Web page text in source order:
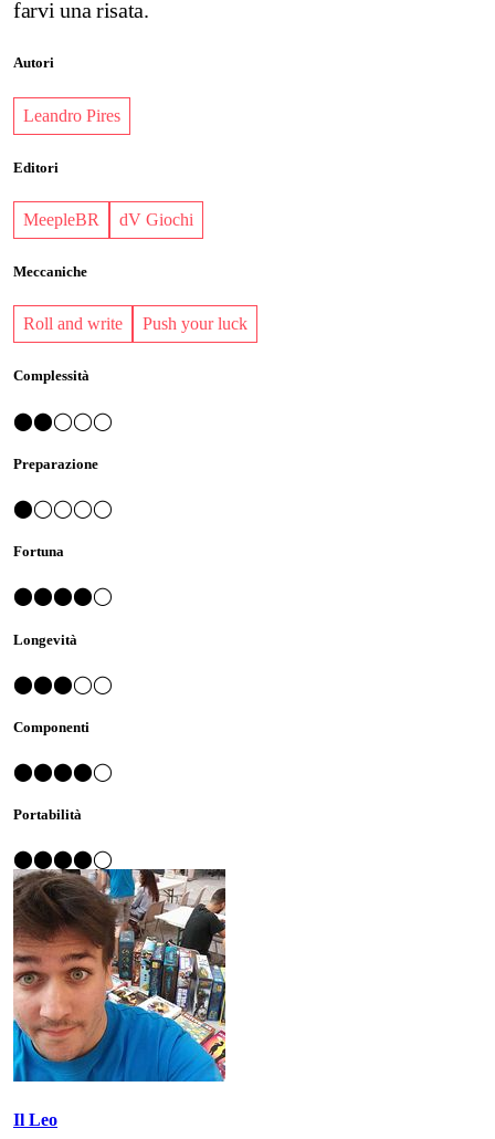
farvi una risata.
Autori
Leandro Pires
Editori
MeepleBR dV Giochi
Meccaniche
Roll and write Push your luck
Complessità
⬤⬤◯◯◯
Preparazione
⬤◯◯◯◯
Fortuna
⬤⬤⬤⬤◯
Longevità
⬤⬤⬤◯◯
Componenti
⬤⬤⬤⬤◯
Portabilità
⬤⬤⬤⬤◯
Il Leo